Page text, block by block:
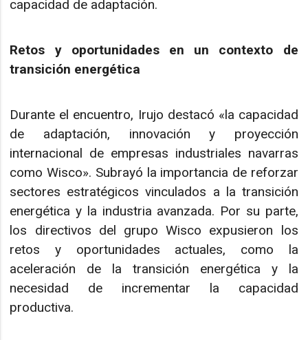
capacidad de adaptación.
Retos y oportunidades en un contexto de
transición energética
Durante el encuentro, Irujo destacó «la capacidad
de adaptación, innovación y proyección
internacional de empresas industriales navarras
como Wisco». Subrayó la importancia de reforzar
sectores estratégicos vinculados a la transición
energética y la industria avanzada. Por su parte,
los directivos del grupo Wisco expusieron los
retos y oportunidades actuales, como la
aceleración de la transición energética y la
necesidad de incrementar la capacidad
productiva.